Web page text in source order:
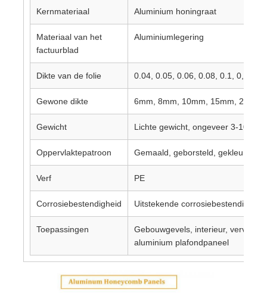
Aluminium honingraatpanelen
Aluminiumhoningraat
Spiegelaluminium
Kernmateriaal Aluminium honingraat
Materiaal van het
factuurblad
Aluminiumlegering
Dikte van de folie 0.04, 0.05, 0.06, 0.08, 0.1, 0,2 mm
Gewone dikte 6mm, 8mm, 10mm, 15mm,
Gewicht Lichte gewicht, ongeveer 3-10 kg/
Oppervlaktepatroon Gemaald, geborsteld, gekleurd
Verf PE
Corrosiebestendigheid Uitstekende corrosiebestendigheid
Toepassingen
Gebouwgevels, interieur, vervoer,
aluminium plafondpaneel